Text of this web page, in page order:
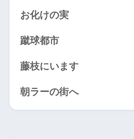
お化けの実
蹴球都市
藤枝にいます
朝ラーの街へ